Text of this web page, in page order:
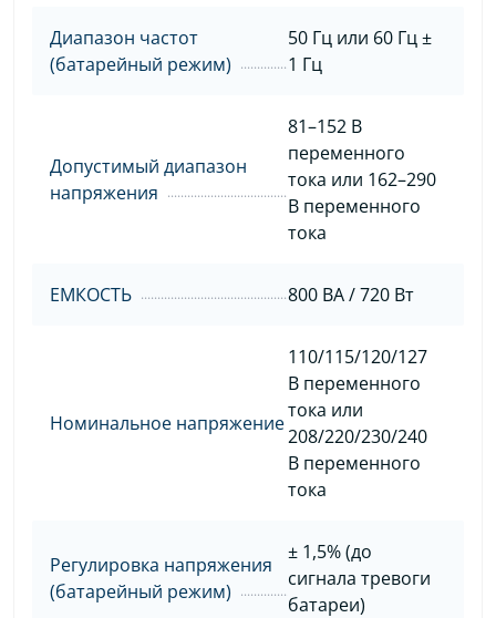
Диапазон частот
(батарейный режим)
50 Гц или 60 Гц ±
1 Гц
Допустимый диапазон
напряжения
81–152 В
переменного
тока или 162–290
В переменного
тока
ЕМКОСТЬ 800 ВА / 720 Вт
Номинальное напряжение
110/115/120/127
В переменного
тока или
208/220/230/240
В переменного
тока
Регулировка напряжения
(батарейный режим)
± 1,5% (до
сигнала тревоги
батареи)